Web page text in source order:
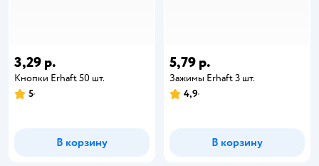
3,29 р.
Кнопки Erhaft 50 шт.
5
В корзину
5,79 р.
Зажимы Erhaft 3 шт.
4,9
В корзину